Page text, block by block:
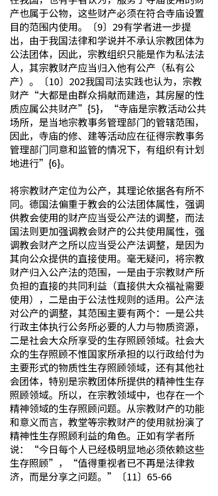
产也属于公物，这些财产必须在符合寺庙设置
目的范围内使用。〔9〕29有学者进一步提
出，由于我国法律和学说并不承认宗教团体为
公法团体，因此，宗教组织只能是作为私法法
人，其宗教财产应当归入他有公产（私有公
产）。〔10〕202我国司法实践也认为，宗教
财产“大都是由群众捐献而建造，其房屋的性
质应属公共财产”{5}，“寺庙是宗教活动公共
场所，是当地宗教事务管理部门的管辖范围，
因此，寺庙的修、建等活动应在征得宗教事务
管理部门同意和监管的情况下，有组织有计划
地进行”{6}。
将宗教财产定位为公产，其理论依据各有所不
同。德国法偏重于教会的公法团体属性，强调
供教会使用的财产应当受公产法的调整，而法
国法则更加强调教会财产的公共使用属性，强
调教会财产之所以应当受公产法调整，是因为
其向公众提供的直接使用。毫无疑问，将宗教
财产归入公产法的范围，一是由于宗教财产所
负担的直接的共同利益（直接供大众福祉需要
使用），二是由于公法性规则的适用。公产法
对公产的调整，其范围主要有两个：一是公共
行政主体执行公务所必要的人力与物质资源，
二是社会大众所享受的生存照顾领域。社会大
众的生存照顾不惟国家所承担的以行政给付为
主要形式的物质性生存照顾领域，还有其他社
会团体，特别是宗教团体所提供的精神性生存
照顾领域。所以，在宗教领域中，也存在一个
精神领域的生存照顾问题。从宗教财产的功能
和意义而言，教堂等宗教财产的使用就扮演了
精神性生存照顾利益的角色。正如有学者所
说：“今日每个人已经极明显地必须依赖这些
生存照顾”，“值得重视者已不再是法律救
济，而是分享之问题。”〔11〕65-66